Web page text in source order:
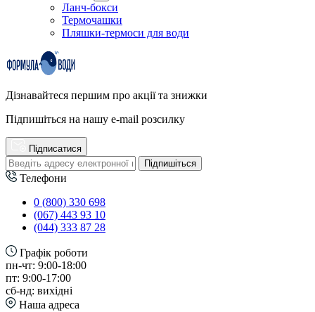
Ланч-бокси
Термочашки
Пляшки-термоси для води
Дізнавайтеся першим про акції та знижки
Підпишіться на нашу e-mail розсилку
Підписатися
Підпишіться
Телефони
0 (800) 330 698
(067) 443 93 10
(044) 333 87 28
Графік роботи
пн-чт: 9:00-18:00
пт: 9:00-17:00
сб-нд: вихідні
Наша адреса